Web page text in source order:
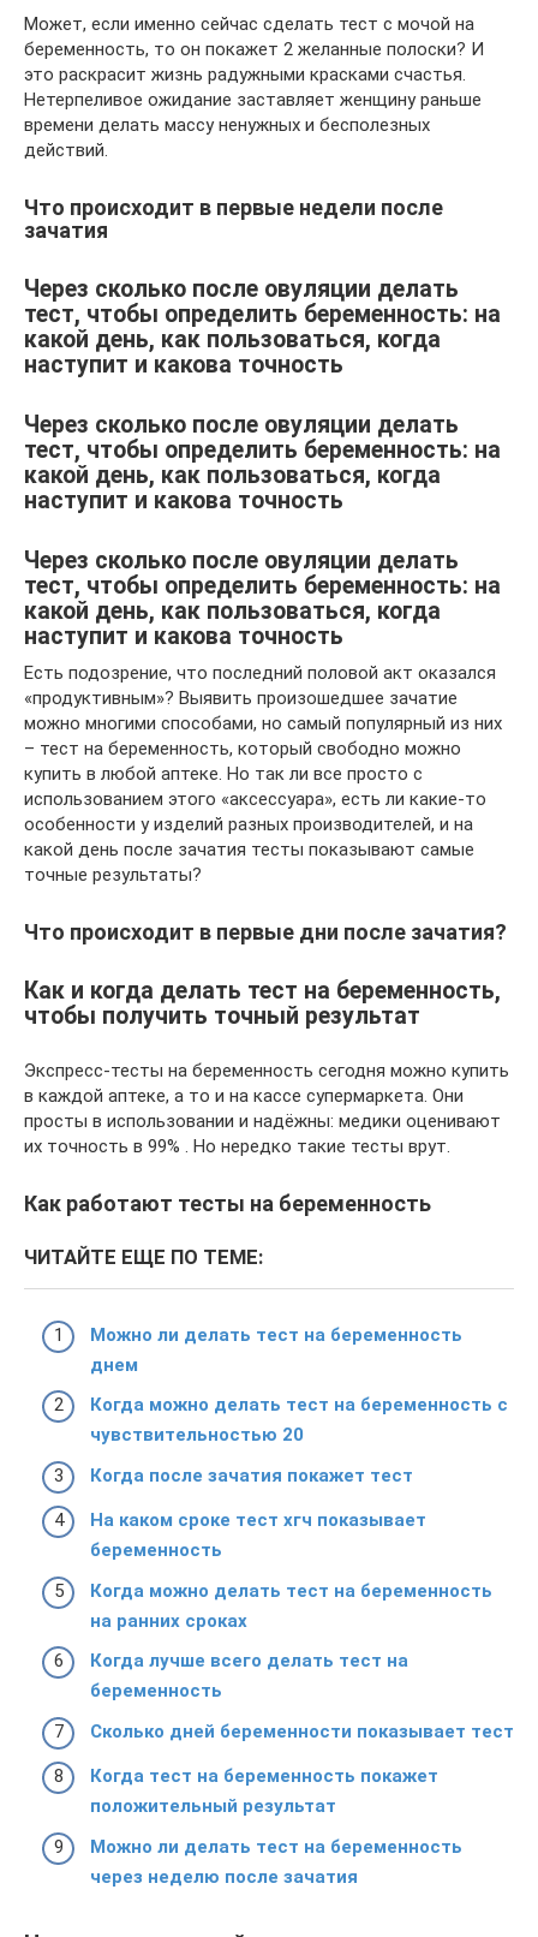
Может, если именно сейчас сделать тест с мочой на
беременность, то он покажет 2 желанные полоски? И
это раскрасит жизнь радужными красками счастья.
Нетерпеливое ожидание заставляет женщину раньше
времени делать массу ненужных и бесполезных
действий.
Что происходит в первые недели после
зачатия
Через сколько после овуляции делать
тест, чтобы определить беременность: на
какой день, как пользоваться, когда
наступит и какова точность
Через сколько после овуляции делать
тест, чтобы определить беременность: на
какой день, как пользоваться, когда
наступит и какова точность
Через сколько после овуляции делать
тест, чтобы определить беременность: на
какой день, как пользоваться, когда
наступит и какова точность
Есть подозрение, что последний половой акт оказался
«продуктивным»? Выявить произошедшее зачатие
можно многими способами, но самый популярный из них
– тест на беременность, который свободно можно
купить в любой аптеке. Но так ли все просто с
использованием этого «аксессуара», есть ли какие-то
особенности у изделий разных производителей, и на
какой день после зачатия тесты показывают самые
точные результаты?
Что происходит в первые дни после зачатия?
Как и когда делать тест на беременность,
чтобы получить точный результат
Экспресс-тесты на беременность сегодня можно купить
в каждой аптеке, а то и на кассе супермаркета. Они
просты в использовании и надёжны: медики оценивают
их точность в 99% . Но нередко такие тесты врут.
Как работают тесты на беременность
ЧИТАЙТЕ ЕЩЕ ПО ТЕМЕ:
Можно ли делать тест на беременность
днем
Когда можно делать тест на беременность с
чувствительностью 20
Когда после зачатия покажет тест
На каком сроке тест хгч показывает
беременность
Когда можно делать тест на беременность
на ранних сроках
Когда лучше всего делать тест на
беременность
Сколько дней беременности показывает тест
Когда тест на беременность покажет
положительный результат
Можно ли делать тест на беременность
через неделю после зачатия